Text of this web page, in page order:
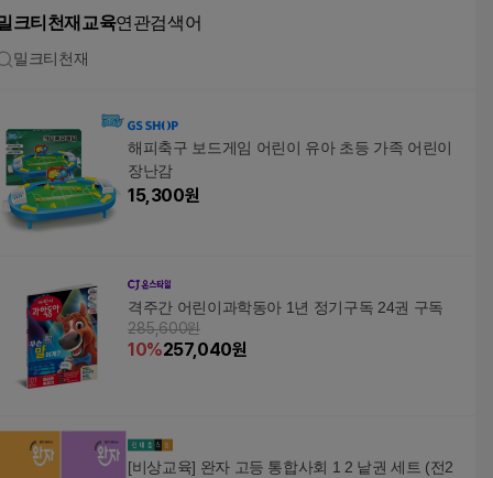
크티천재교육연관검색어
밀크티천재
해피축구 보드게임 어린이 유아 초등 가족 어린이
장난감
15,300원
격주간 어린이과학동아 1년 정기구독 24권 구독
285,600원
10%257,040원
[비상교육] 완자 고등 통합사회 1 2 낱권 세트 (전2